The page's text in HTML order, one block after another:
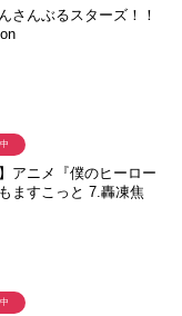
さんぶるスターズ！！
アニメ『僕のヒーロー
ますこっと 7.轟凍焦